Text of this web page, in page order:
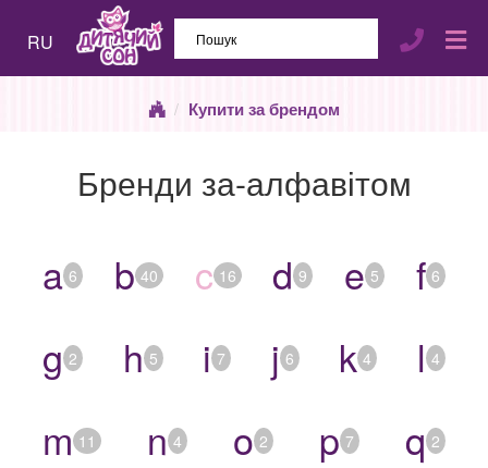
RU
Купити за брендом
Бренди за-алфавітом
a 6 b 40 c 16 d 9 e 5 f 6
g 2 h 5 i 7 j 6 k 4 l 4
m 11 n 4 o 2 p 7 q 2